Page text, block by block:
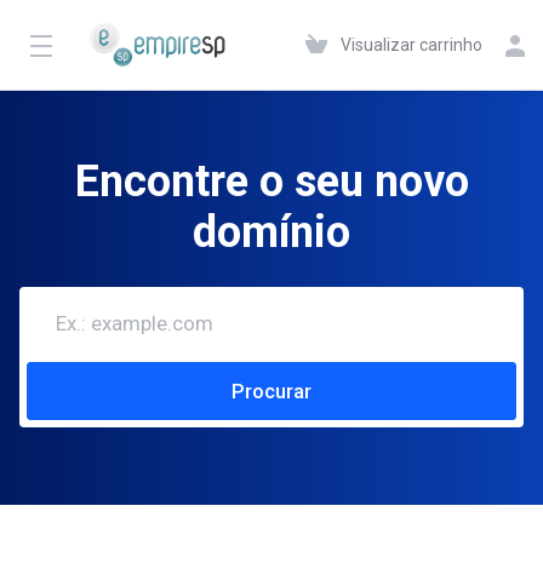
Visualizar carrinho
Encontre o seu novo
domínio